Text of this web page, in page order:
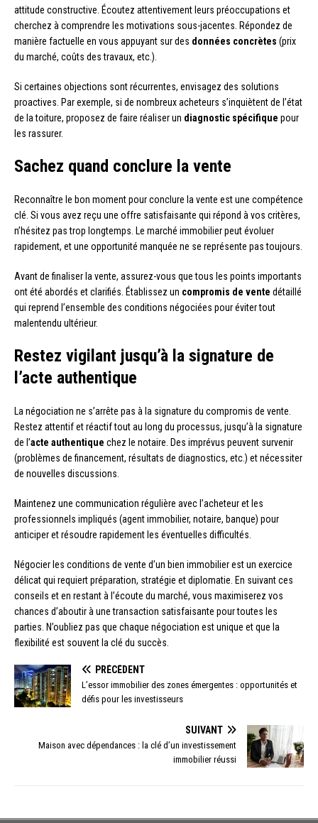
attitude constructive. Écoutez attentivement leurs préoccupations et
cherchez à comprendre les motivations sous-jacentes. Répondez de
manière factuelle en vous appuyant sur des données concrètes (prix
du marché, coûts des travaux, etc.).
Si certaines objections sont récurrentes, envisagez des solutions
proactives. Par exemple, si de nombreux acheteurs s’inquiètent de l’état
de la toiture, proposez de faire réaliser un diagnostic spécifique pour
les rassurer.
Sachez quand conclure la vente
Reconnaître le bon moment pour conclure la vente est une compétence
clé. Si vous avez reçu une offre satisfaisante qui répond à vos critères,
n’hésitez pas trop longtemps. Le marché immobilier peut évoluer
rapidement, et une opportunité manquée ne se représente pas toujours.
Avant de finaliser la vente, assurez-vous que tous les points importants
ont été abordés et clarifiés. Établissez un compromis de vente détaillé
qui reprend l’ensemble des conditions négociées pour éviter tout
malentendu ultérieur.
Restez vigilant jusqu’à la signature de
l’acte authentique
La négociation ne s’arrête pas à la signature du compromis de vente.
Restez attentif et réactif tout au long du processus, jusqu’à la signature
de l’acte authentique chez le notaire. Des imprévus peuvent survenir
(problèmes de financement, résultats de diagnostics, etc.) et nécessiter
de nouvelles discussions.
Maintenez une communication régulière avec l’acheteur et les
professionnels impliqués (agent immobilier, notaire, banque) pour
anticiper et résoudre rapidement les éventuelles difficultés.
Négocier les conditions de vente d’un bien immobilier est un exercice
délicat qui requiert préparation, stratégie et diplomatie. En suivant ces
conseils et en restant à l’écoute du marché, vous maximiserez vos
chances d’aboutir à une transaction satisfaisante pour toutes les
parties. N’oubliez pas que chaque négociation est unique et que la
flexibilité est souvent la clé du succès.
PRÉCÉDENT
L’essor immobilier des zones émergentes : opportunités et
défis pour les investisseurs
SUIVANT
Maison avec dépendances : la clé d’un investissement
immobilier réussi